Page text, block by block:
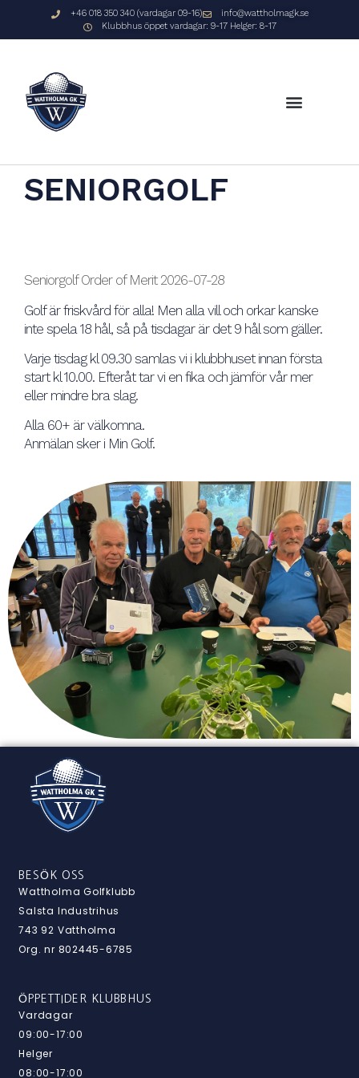
+46 018 350 340 (vardagar 09-16)
info@wattholmagk.se
Klubbhus öppet vardagar: 9-17 Helger: 8-17
SENIORGOLF
Seniorgolf Order of Merit 2026-07-28
Golf är friskvård för alla! Men alla vill och orkar kanske
inte spela 18 hål, så på tisdagar är det 9 hål som gäller.
Varje tisdag kl 09.30 samlas vi i klubbhuset innan första
start kl 10.00. Efteråt tar vi en fika och jämför vår mer
eller mindre bra slag.
Alla 60+ är välkomna.
Anmälan sker i Min Golf.
BESÖK OSS
Wattholma Golfklubb
Salsta Industrihus
743 92 Vattholma
Org. nr 802445-6785
ÖPPETTIDER KLUBBHUS
Vardagar
09:00-17:00
Helger
08:00-17:00